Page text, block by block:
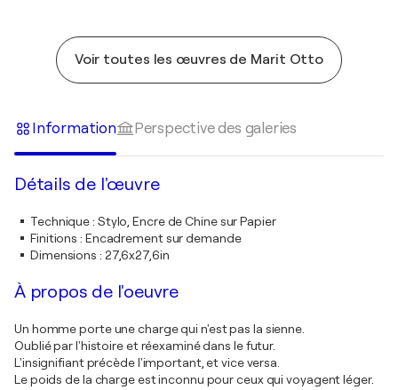
Voir toutes les œuvres de Marit Otto
Information Perspective des galeries
Détails de l'œuvre
Technique: Stylo, Encre de Chine sur Papier
Finitions : Encadrement sur demande
Dimensions : 27,6x27,6in
À propos de l'oeuvre
Un homme porte une charge qui n'est pas la sienne.
Oublié par l'histoire et réexaminé dans le futur.
L'insignifiant précède l'important, et vice versa.
Le poids de la charge est inconnu pour ceux qui voyagent léger.